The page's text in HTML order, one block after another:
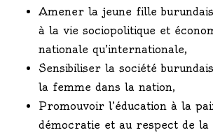
Amener la jeune fille
à la vie sociopolitique et
nationale qu’internationale,
Sensibiliser la société
la femme dans la nation,
Promouvoir l’éducation à la
démocratie et au respect de la